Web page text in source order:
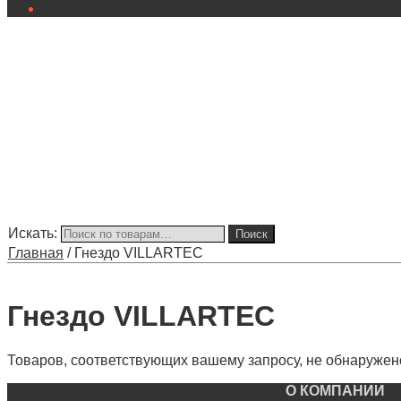
Искать: Поиск
Главная / Гнездо VILLARTEC
Гнездо VILLARTEC
Товаров, соответствующих вашему запросу, не
О КОМПАНИИ